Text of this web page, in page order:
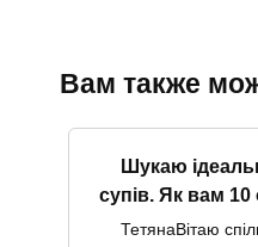
Вам также
Шукаю
супів. Як вам 10
ТетянаВітаю